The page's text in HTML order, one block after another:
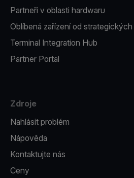
Partneři v oblasti hardwaru
Oblíbená zařízení od
Terminal Integration Hub
Partner Portal
Zdroje
Nahlásit problém
Nápověda
Kontaktujte nás
Ceny